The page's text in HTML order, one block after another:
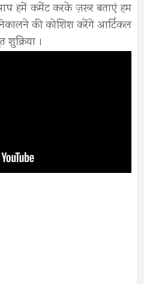
आप हमें कमेंट करके ज़रूर बताएं हम
की कोशिश करेंगे आर्टिकल
।